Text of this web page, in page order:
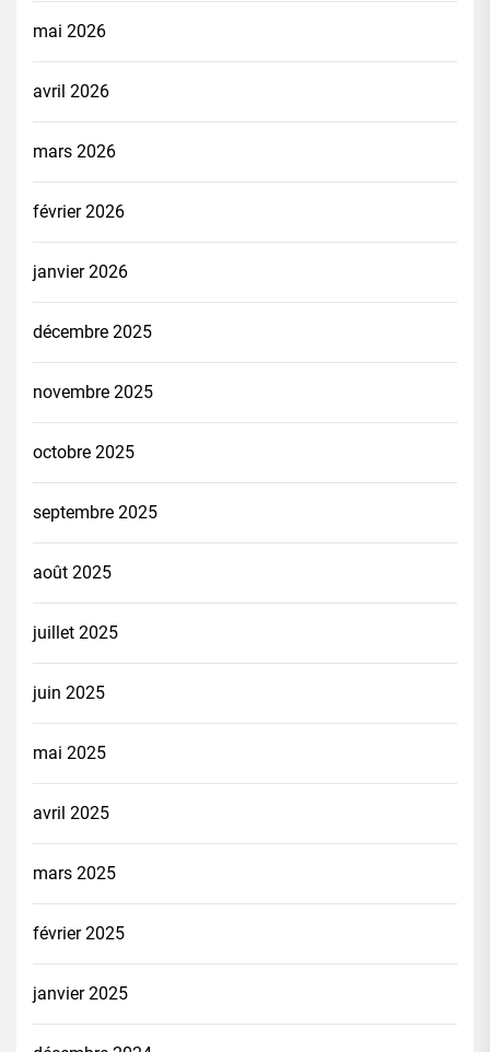
mai 2026
avril 2026
mars 2026
février 2026
janvier 2026
décembre 2025
novembre 2025
octobre 2025
septembre 2025
août 2025
juillet 2025
juin 2025
mai 2025
avril 2025
mars 2025
février 2025
janvier 2025